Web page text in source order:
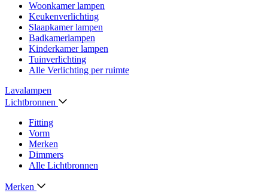
Woonkamer lampen
Keukenverlichting
Slaapkamer lampen
Badkamerlampen
Kinderkamer lampen
Tuinverlichting
Alle Verlichting per ruimte
Lavalampen
Lichtbronnen
Fitting
Vorm
Merken
Dimmers
Alle Lichtbronnen
Merken